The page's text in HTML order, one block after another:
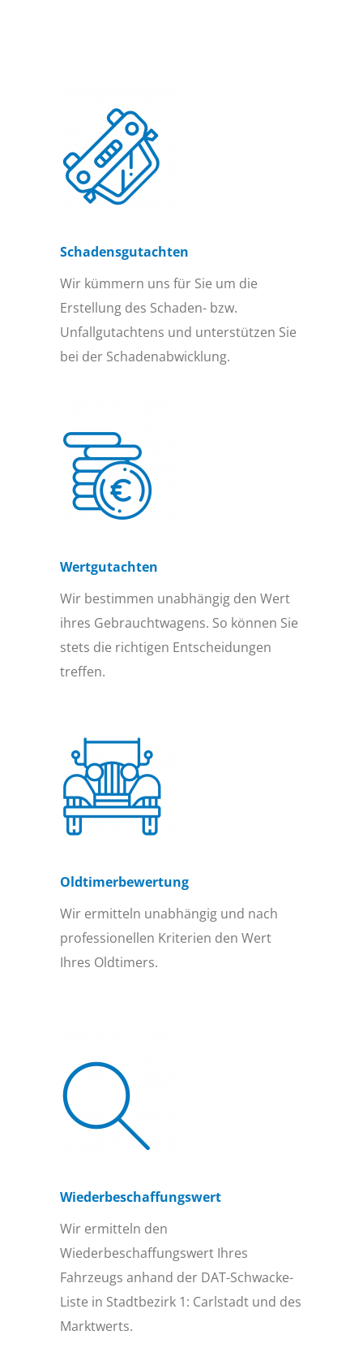
Schadensgutachten
Wir kümmern uns für Sie um die
Erstellung des Schaden- bzw.
Unfallgutachtens und unterstützen Sie
bei der Schadenabwicklung.
Wertgutachten
Wir bestimmen unabhängig den Wert
ihres Gebrauchtwagens. So können Sie
stets die richtigen Entscheidungen
treffen.
Oldtimer­bewertung
Wir ermitteln unabhängig und nach
professionellen Kriterien den Wert
Ihres Oldtimers.
Wiederbeschaffungs­wert
Wir ermitteln den
Wiederbeschaffungswert Ihres
Fahrzeugs anhand der DAT-Schwacke-
Liste in Stadtbezirk 1: Carlstadt und des
Marktwerts.